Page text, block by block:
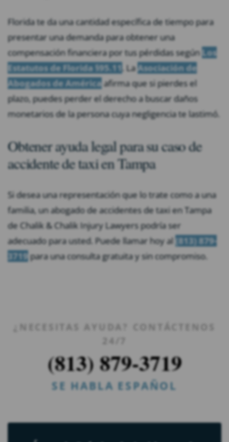
Florida te da una cantidad específica de tiempo para
presentar una demanda para obtener una
compensación financiera por tus pérdidas según Los
Estatutos de Florida §95.11 . LaAsociación de
Abogados de Américaafirma que si pierdes el
plazo, puedes perder el derecho a buscar daños
monetarios de la persona cuya negligencia te lastimó.
Obtener ayuda legal para su caso de
accidente de taxi en Tampa
Si desea una representación que lo trate como a una
familia, un abogado de accidentes de taxi en Tampa
de Chalik & Chalik Injury Lawyers podría ser
adecuado para usted. Puede llamar hoy al (813) 879-
3719para una consulta gratuita y sin compromiso.
¿NECESITAS AYUDA? CONTÁCTENOS
24/7
(813) 879-3719
SE HABLA ESPAÑOL